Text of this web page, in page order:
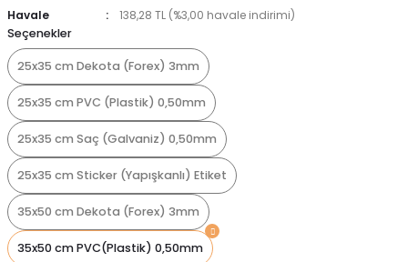
Havale
138,28 TL (%3,00 havale indirimi)
Seçenekler
25x35 cm Dekota (Forex) 3mm
25x35 cm PVC (Plastik) 0,50mm
25x35 cm Saç (Galvaniz) 0,50mm
25x35 cm Sticker (Yapışkanlı) Etiket
35x50 cm Dekota (Forex) 3mm
35x50 cm PVC(Plastik) 0,50mm